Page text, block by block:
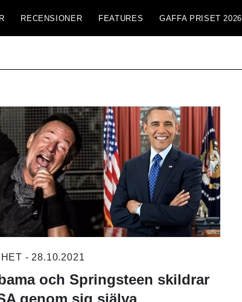
RECENSIONER FEATURES GAFFA PRISET 2026
- 28.10.2021
och Springsteen skildrar